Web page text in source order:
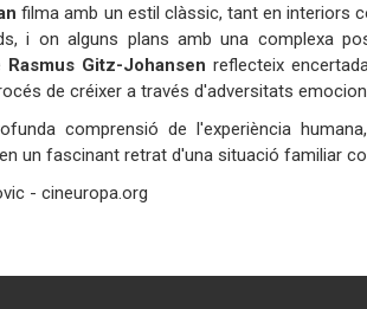
filma amb un estil clàssic, tant en interiors
i on alguns plans amb una complexa
Rasmus Gitz-Johansen reflecteix
de créixer a través d'adversitats
comprensió de l'experiència
un fascinant retrat d'una situació
- cineuropa.org